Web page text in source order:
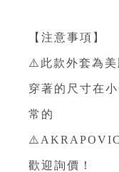
【注意事項】
⚠️此款外套為美
穿著的尺寸在
常的
⚠️AKRAPOVIC
歡迎詢價！